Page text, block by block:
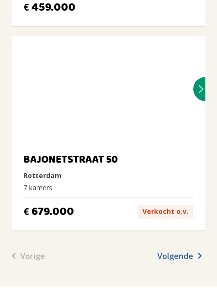
€459.000
BAJONETSTRAAT 50
Rotterdam
7 kamers
€679.000 Verkocht o.v.
Vorige Volgende